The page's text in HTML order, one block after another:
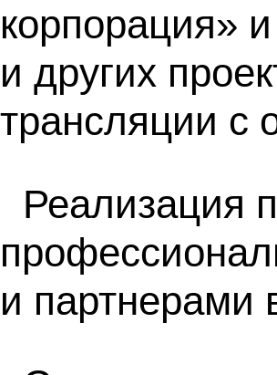
корпорация»
и других
трансляции с
Реализация
и партнерами